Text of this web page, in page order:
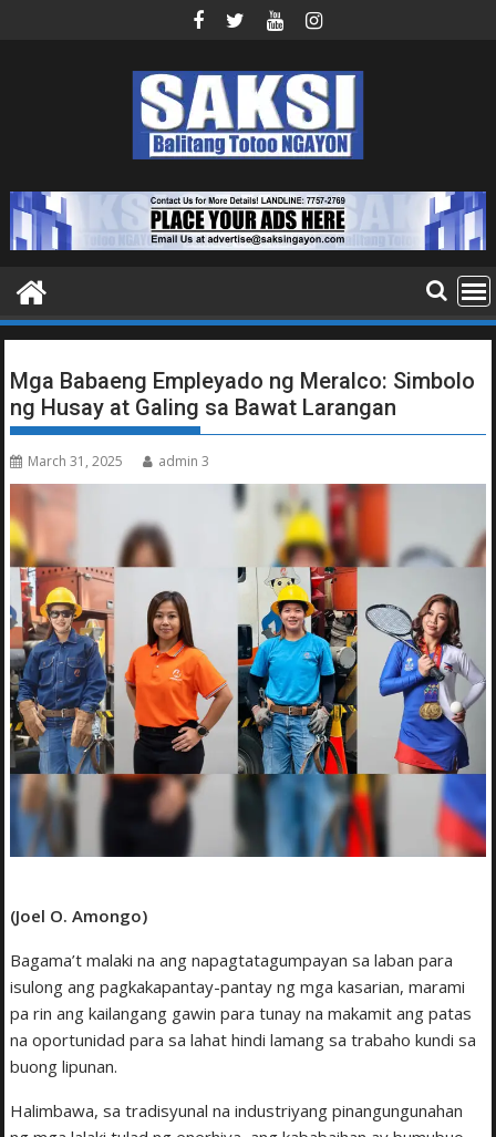
Mga Babaeng Empleyado ng Meralco: Simbolo
ng Husay at Galing sa Bawat Larangan
March 31, 2025 admin 3
(Joel O. Amongo)
Bagama’t malaki na ang napagtatagumpayan sa laban para
isulong ang pagkakapantay-pantay ng mga kasarian, marami
pa rin ang kailangang gawin para tunay na makamit ang patas
na oportunidad para sa lahat hindi lamang sa trabaho kundi sa
buong lipunan.
Halimbawa, sa tradisyunal na industriyang pinangungunahan